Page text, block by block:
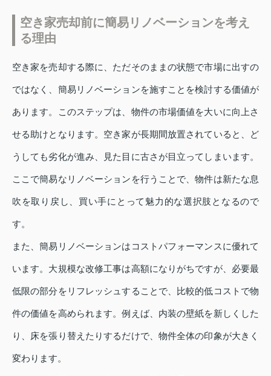
空き家売却前に簡易リノベーションを考え
る理由
空き家を売却する際に、ただそのままの状態で市場に出すの
ではなく、簡易リノベーションを施すことを検討する価値が
あります。このステップは、物件の市場価値を大いに向上さ
せる助けとなります。空き家が長期間放置されていると、ど
うしても劣化が進み、見た目に古さが目立ってしまいます。
ここで簡易なリノベーションを行うことで、物件は新たな息
吹を取り戻し、買い手にとって魅力的な選択肢となるので
す。
また、簡易リノベーションはコストパフォーマンスに優れて
います。大規模な改修工事は高額になりがちですが、必要最
低限の部分をリフレッシュすることで、比較的低コストで物
件の価値を高められます。例えば、内装の壁紙を新しくした
り、床を張り替えたりするだけで、物件全体の印象が大きく
変わります。